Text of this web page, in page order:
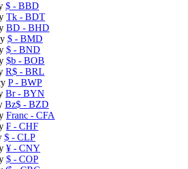
$ - BBD
Tk - BDT
BD - BHD
$ - BMD
$ - BND
$b - BOB
R$ - BRL
P- BWP
Br- BYN
Bz$ - BZD
Franc - CFA
₣ - CHF
$ - CLP
¥ - CNY
$ - COP